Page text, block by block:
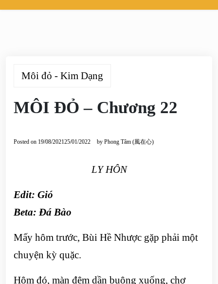
Môi đỏ - Kim Dạng
MÔI ĐỎ – Chương 22
Posted on 19/08/202125/01/2022 by Phong Tâm (風在心)
LY HÔN
Edit: Gió
Beta: Đá Bào
Mấy hôm trước, Bùi Hề Nhược gặp phải một
chuyện kỳ quặc.
Hôm đó, màn đêm dần buông xuống, chợ